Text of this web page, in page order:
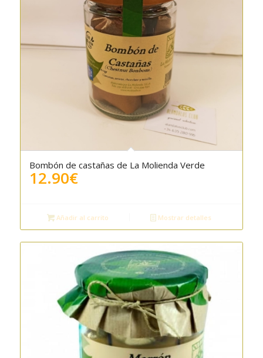
5.00
Bombón de castañas de La Molienda Verde
12.90€
Añadir al carrito Mostrar detalles